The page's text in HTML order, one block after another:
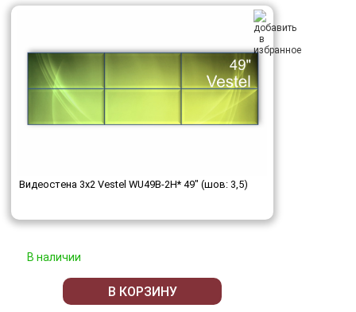
Видеостена 3x2 Vestel WU49B-2H* 49" (шов: 3,5)
В наличии
В КОРЗИНУ